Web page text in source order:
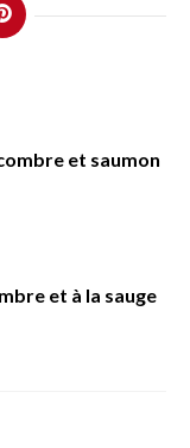
et saumon
et à la sauge